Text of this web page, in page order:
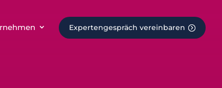
Expertengespräch vereinbaren